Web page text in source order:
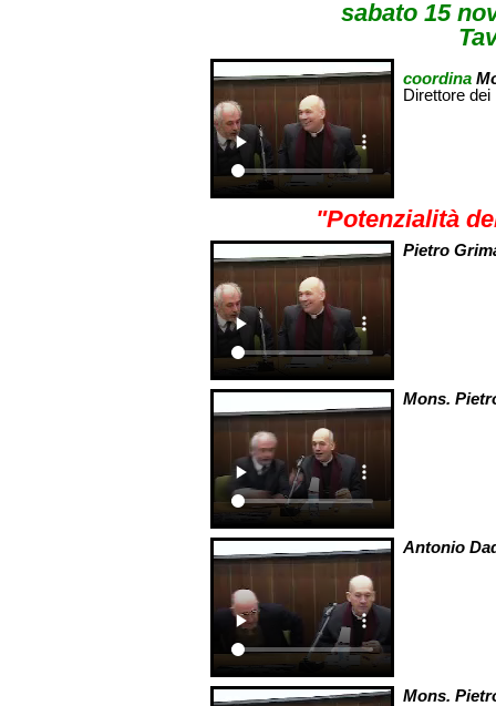
sabato 15
coordina
Direttore
"Potenzialità
Pietro
Mons.
Antonio
Mons.